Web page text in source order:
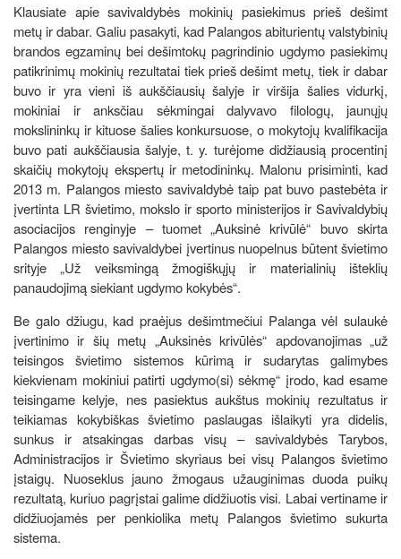
Klausiate apie savivaldybės mokinių pasiekimus prieš dešimt
metų ir dabar. Galiu pasakyti, kad Palangos abiturientų valstybinių
brandos egzaminų bei dešimtokų pagrindinio ugdymo pasiekimų
patikrinimų mokinių rezultatai tiek prieš dešimt metų, tiek ir dabar
buvo ir yra vieni iš aukščiausių šalyje ir viršija šalies vidurkį,
mokiniai ir anksčiau sėkmingai dalyvavo filologų, jaunųjų
mokslininkų ir kituose šalies konkursuose, o mokytojų kvalifikacija
buvo pati aukščiausia šalyje, t. y. turėjome didžiausią procentinį
skaičių mokytojų ekspertų ir metodininkų. Malonu prisiminti, kad
2013 m. Palangos miesto savivaldybė taip pat buvo pastebėta ir
įvertinta LR švietimo, mokslo ir sporto ministerijos ir Savivaldybių
asociacijos renginyje – tuomet „Auksinė krivūlė“ buvo skirta
Palangos miesto savivaldybei įvertinus nuopelnus būtent švietimo
srityje „Už veiksmingą žmogiškųjų ir materialinių išteklių
panaudojimą siekiant ugdymo kokybės“.
Be galo džiugu, kad praėjus dešimtmečiui Palanga vėl sulaukė
įvertinimo ir šių metų „Auksinės krivūlės“ apdovanojimas „už
teisingos švietimo sistemos kūrimą ir sudarytas galimybes
kiekvienam mokiniui patirti ugdymo(si) sėkmę“ įrodo, kad esame
teisingame kelyje, nes pasiektus aukštus mokinių rezultatus ir
teikiamas kokybiškas švietimo paslaugas išlaikyti yra didelis,
sunkus ir atsakingas darbas visų – savivaldybės Tarybos,
Administracijos ir Švietimo skyriaus bei visų Palangos švietimo
įstaigų. Nuoseklus jauno žmogaus užauginimas duoda puikų
rezultatą, kuriuo pagrįstai galime didžiuotis visi. Labai vertiname ir
didžiuojamės per penkiolika metų Palangos švietimo sukurta
sistema.